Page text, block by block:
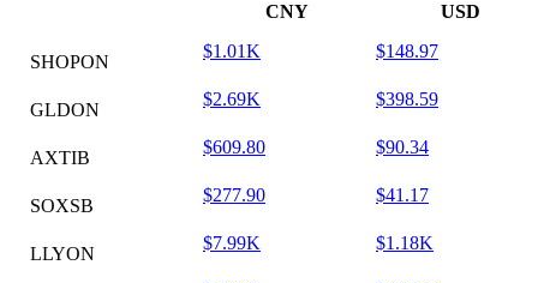
CNY USD
SHOPON
$1.01K $148.97
GLDON
$2.69K $398.59
AXTIB
$609.80 $90.34
SOXSB
$277.90 $41.17
LLYON
$7.99K $1.18K